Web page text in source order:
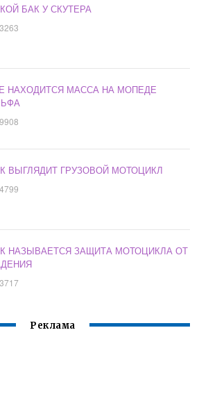
БАК У СКУТЕРА
НАХОДИТСЯ МАССА НА МОПЕДЕ
ВЫГЛЯДИТ ГРУЗОВОЙ МОТОЦИКЛ
НАЗЫВАЕТСЯ ЗАЩИТА МОТОЦИКЛА ОТ
Реклама